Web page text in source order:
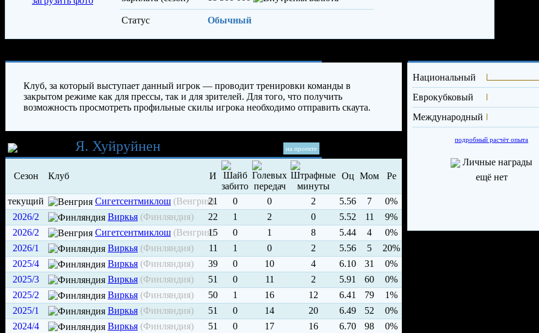
Статус Обычный
Клуб, за который выступает данный игрок — проводит тренировки команды в
закрытом режиме как для прессы, так и для зрителей. Для того, что получить
возможность просмотреть профильные скилы игрока необходимо отправить скаута.
на проекте
Я. Хуйруйнен
Сезон Клуб И Оц Мом Ре
текущий Сигетсентмиклош (Венгрия)
21 0 0 2 5.56 7
0%
2026/2
Виркья (Финляндия) 22 1 2 0 5.52 11
9%
2026/2
Сигетсентмиклош (Венгрия)15 0 1 8 5.44 4
0%
2026/1
Виркья (Финляндия) 11 1 0 2 5.56 5
20%
2025/4
Виркья (Финляндия) 39 0 10 4 6.10 31
0%
2025/3
Виркья (Финляндия) 51 0 11 2 5.91 60
0%
2025/2
Виркья (Финляндия) 50 1 16 12 6.41 79
1%
2025/1
Виркья (Финляндия) 51 0 14 20 6.49 52
0%
2024/4
Виркья (Финляндия) 51 0 17 16 6.70 98
0%
Национальный
Еврокубковый
Международный
подробный расчёт опыта
Личные награды
ещё нет